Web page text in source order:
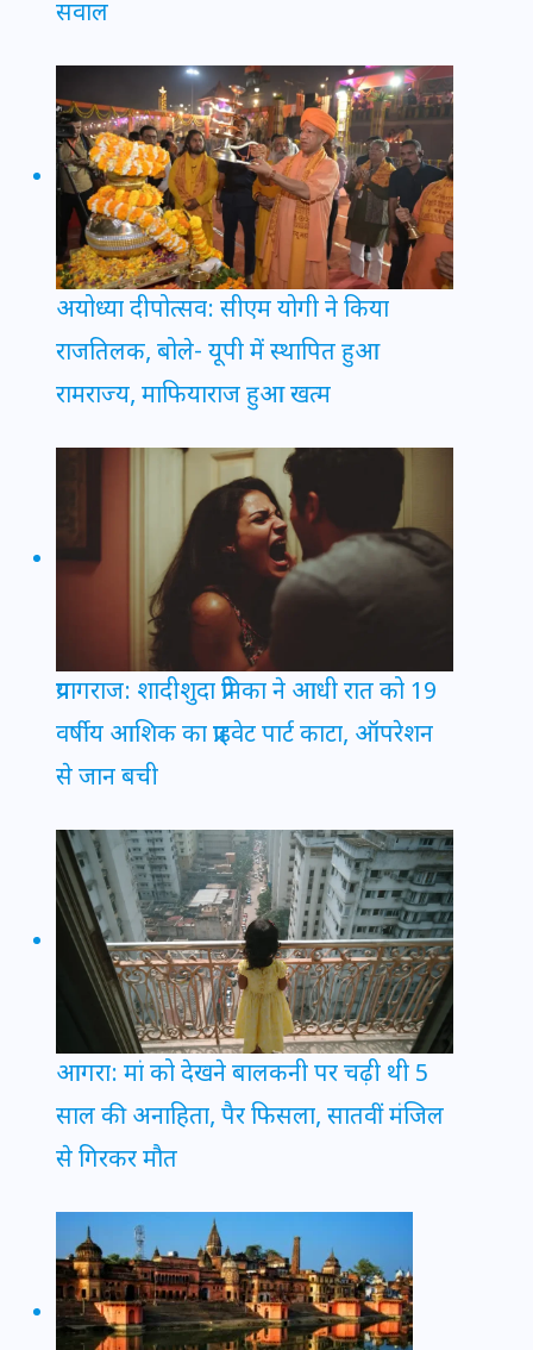
सवाल
अयोध्या दीपोत्सव: सीएम योगी ने किया
राजतिलक, बोले- यूपी में स्थापित हुआ
रामराज्य, माफियाराज हुआ खत्म
प्रयागराज: शादीशुदा प्रेमिका ने आधी रात को 19
वर्षीय आशिक का प्राइवेट पार्ट काटा, ऑपरेशन
से जान बची
आगरा: मां को देखने बालकनी पर चढ़ी थी 5
साल की अनाहिता, पैर फिसला, सातवीं मंजिल
से गिरकर मौत